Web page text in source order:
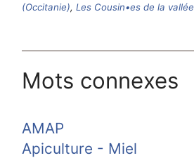
(Occitanie),Les Cousin•es de la vallée
Mots connexes
AMAP
Apiculture - Miel